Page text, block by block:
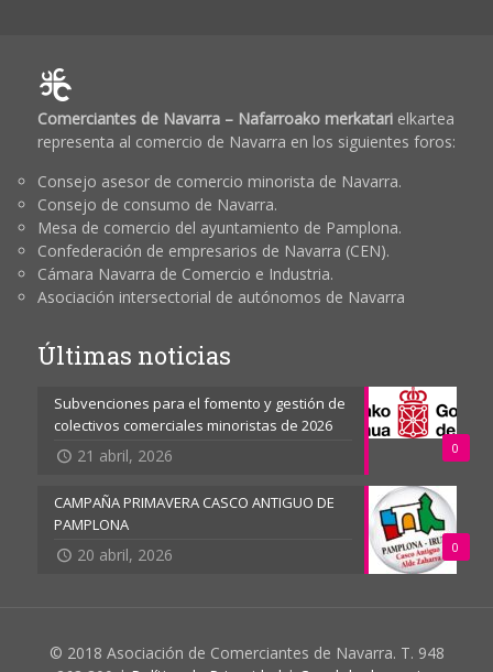
Comerciantes de Navarra – Nafarroako merkatarielkartea
representa al comercio de Navarra en los siguientes foros:
Consejo asesor de comercio minorista de Navarra.
Consejo de consumo de Navarra.
Mesa de comercio del ayuntamiento de Pamplona.
Confederación de empresarios de Navarra (CEN).
Cámara Navarra de Comercio e Industria.
Asociación intersectorial de autónomos de Navarra
Últimas noticias
0
Subvenciones para el fomento y gestión de
colectivos comerciales minoristas de 2026
21 abril, 2026
0
CAMPAÑA PRIMAVERA CASCO ANTIGUO DE
PAMPLONA
20 abril, 2026
© 2018 Asociación de Comerciantes de Navarra. T. 948